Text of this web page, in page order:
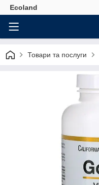
Ecoland
Товари та послуги